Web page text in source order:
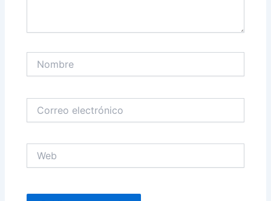
electrónico